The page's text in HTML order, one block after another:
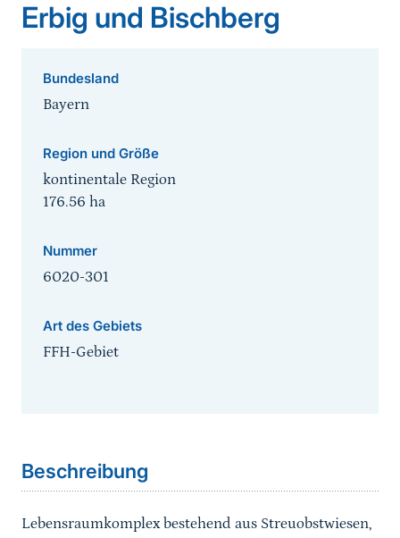
Erbig und Bischberg
Bundesland
Bayern
Region und Größe
kontinentale Region
176.56 ha
Nummer
6020-301
Art des Gebiets
FFH-Gebiet
Beschreibung
Lebensraumkomplex bestehend aus Streuobstwiesen,